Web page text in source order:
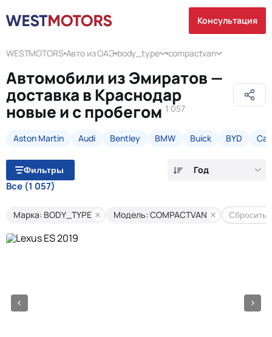
Консультация
WESTMOTORS Авто из ОАЭ body_type compactvan
Автомобили из Эмиратов —
доставка в Краснодар
новые и с пробегом 1 057
Aston Martin Audi Bentley BMW Buick BYD
Фильтры Год
Все (1 057)
Марка: BODY_TYPE Модель: COMPACTVAN Сбросить